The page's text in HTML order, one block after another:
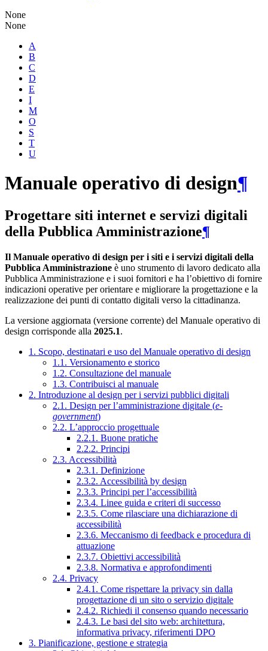
None
None
A
B
C
D
E
I
M
O
S
T
U
Manuale operativo di design¶
Progettare siti internet e servizi digitali
della Pubblica Amministrazione¶
Il Manuale operativo di design per i siti e i servizi digitali della
Pubblica Amministrazione è uno strumento di lavoro dedicato alla
Pubblica Amministrazione e i suoi fornitori e ha l’obiettivo di fornire
indicazioni operative per orientare e migliorare la progettazione e la
realizzazione dei punti di contatto digitali verso la cittadinanza.
La versione aggiornata (versione corrente) del Manuale operativo di
design corrisponde alla 2025.1.
1. Scopo, destinatari e uso del Manuale operativo di design
1.1. Versionamento e storico
1.2. Consultazione del manuale
1.3. Contribuisci al manuale
2. Introduzione al design per i servizi pubblici digitali
2.1. Design per l’amministrazione digitale (e-
government)
2.2. L’approccio progettuale
2.2.1. Buone pratiche
2.2.2. Principi
2.3. Accessibilità
2.3.1. Definizione
2.3.2. Accessibilità by design
2.3.3. Principi per l’accessibilità
2.3.4. Linee guida e criteri di successo
2.3.5. Come rilasciare una dichiarazione di
accessibilità
2.3.6. Meccanismo di feedback e procedura di
attuazione
2.3.7. Obiettivi accessibilità
2.3.8. Normativa e approfondimenti
2.4. Privacy
2.4.1. Come rispettare la privacy sin dalla
progettazione di un sito o servizio digitale
2.4.2. Richiedi il consenso quando necessario
2.4.3. Le basi del sito web: architettura,
informativa privacy, riferimenti DPO
3. Pianificazione, gestione e strategia